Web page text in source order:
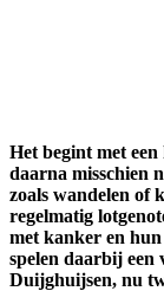
Het begint met
daarna misschien
zoals wandelen of
regelmatig
met kanker en hun
spelen daarbij een
Duijghuijsen, nu